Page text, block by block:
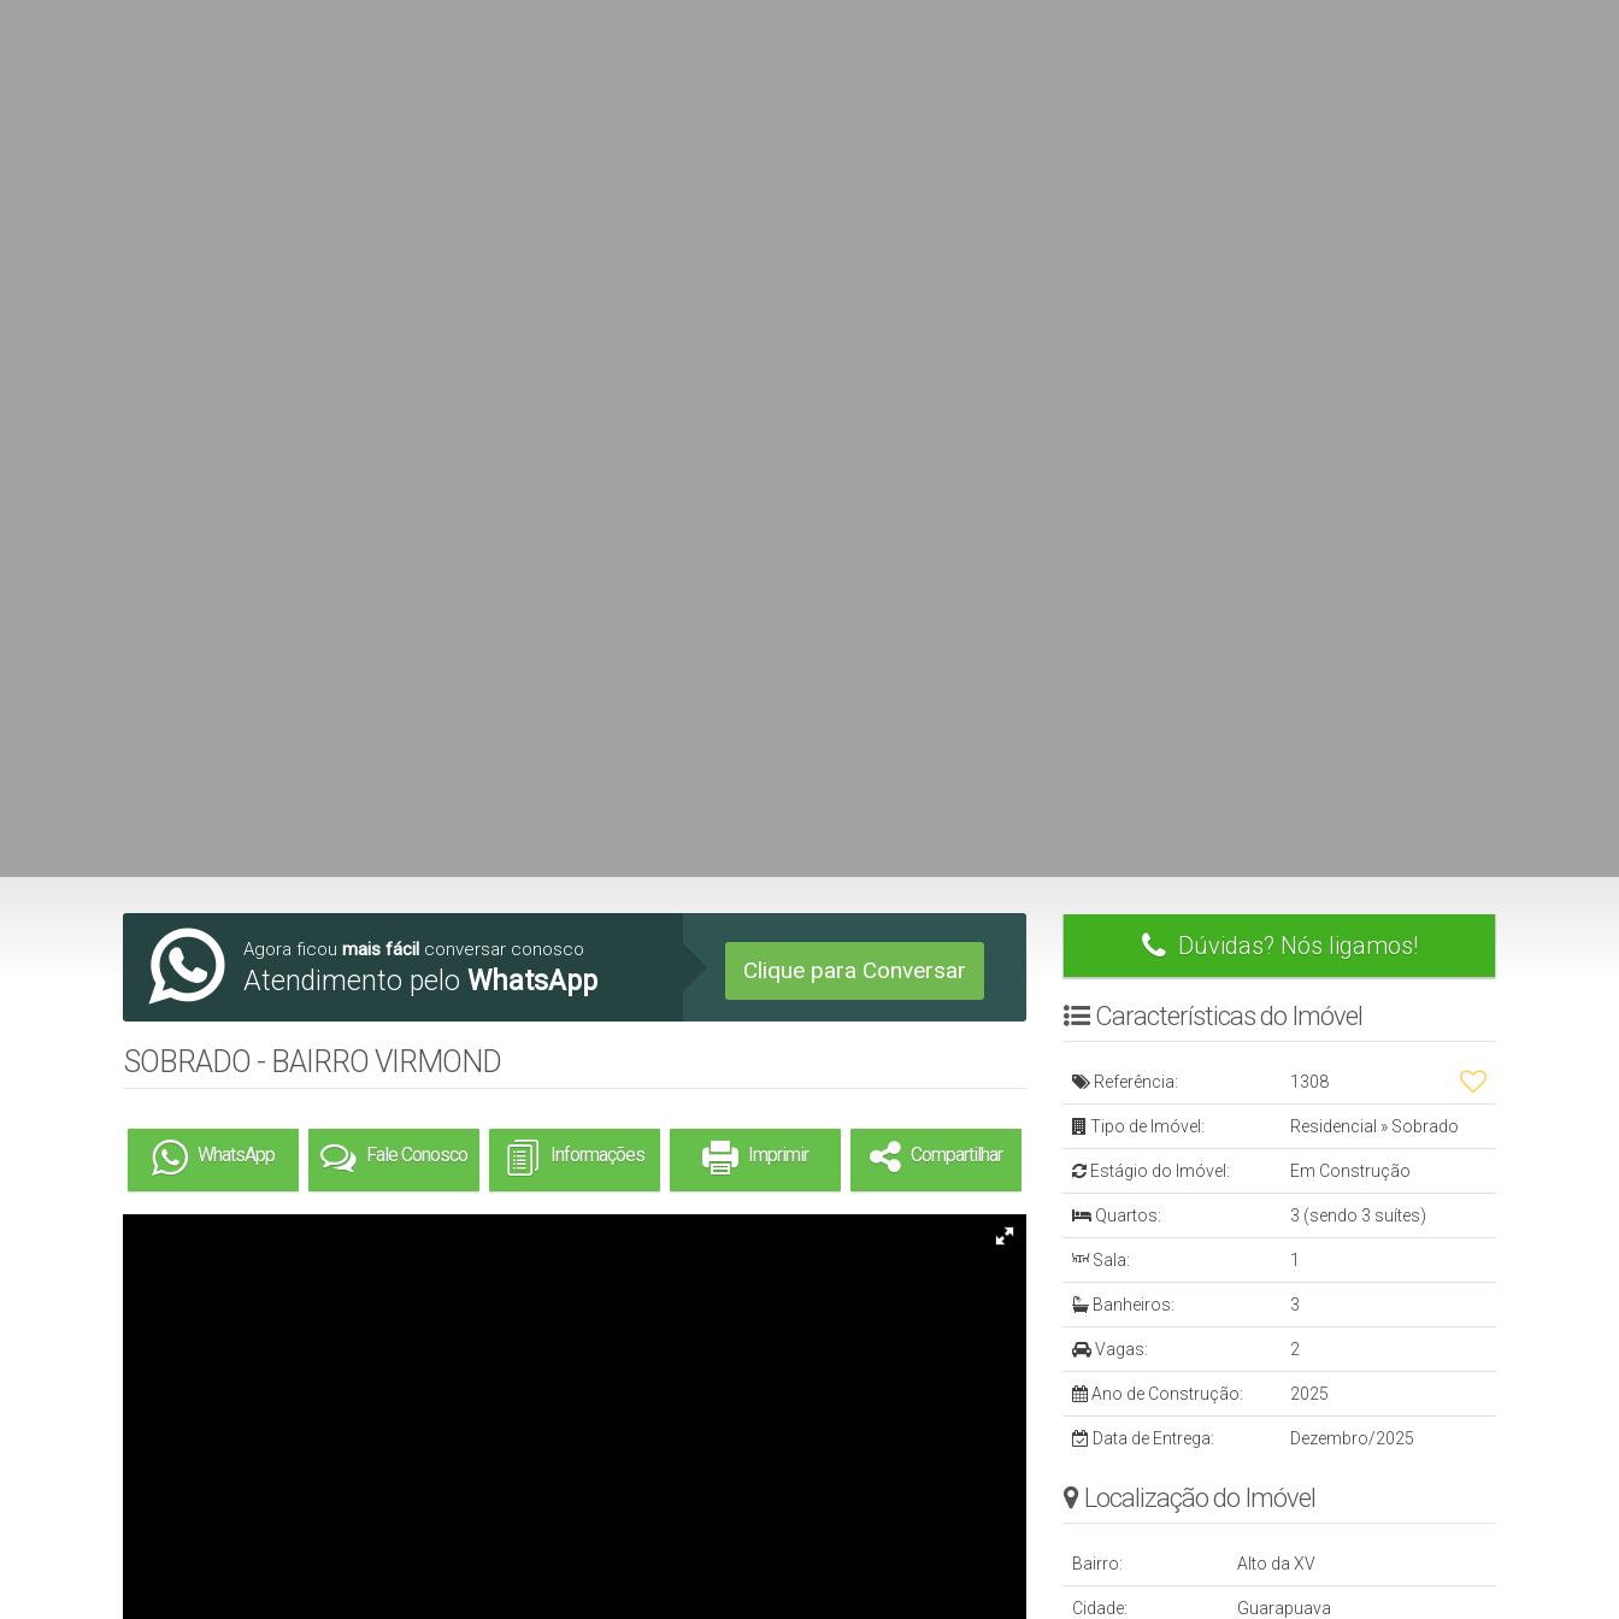
Agora ficou mais fácil conversar conosco
Atendimento pelo WhatsApp Clique para Conversar
SOBRADO - BAIRRO VIRMOND
WhatsApp Fale Conosco Informações Imprimir Compartilhar
Dúvidas? Nós ligamos!
Características do Imóvel
Referência: 1308
Tipo de Imóvel: Residencial » Sobrado
Estágio do Imóvel: Em Construção
Quartos: 3 (sendo 3 suítes)
Sala: 1
Banheiros: 3
Vagas: 2
Ano de Construção: 2025
Data de Entrega: Dezembro/2025
Localização do Imóvel
Bairro: Alto da XV
Cidade: Guarapuava